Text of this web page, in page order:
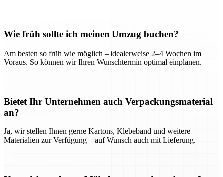
Wie früh sollte ich meinen Umzug buchen?
Am besten so früh wie möglich – idealerweise 2–4 Wochen im
Voraus. So können wir Ihren Wunschtermin optimal einplanen.
Bietet Ihr Unternehmen auch Verpackungsmaterial
an?
Ja, wir stellen Ihnen gerne Kartons, Klebeband und weitere
Materialien zur Verfügung – auf Wunsch auch mit Lieferung.